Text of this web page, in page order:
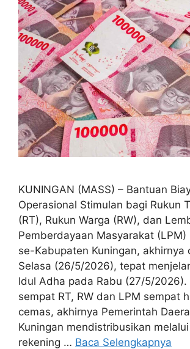
KUNINGAN (MASS) – Bantuan
Operasional Stimulan bagi Rukun
(RT), Rukun Warga (RW), dan
Pemberdayaan Masyarakat (LPM)
se-Kabupaten Kuningan, akhirnya
Selasa (26/5/2026), tepat
Idul Adha pada Rabu (27/5/2026).
sempat RT, RW dan LPM sempat
cemas, akhirnya Pemerintah
Kuningan mendistribusikan
rekening … Baca Selengkapnya